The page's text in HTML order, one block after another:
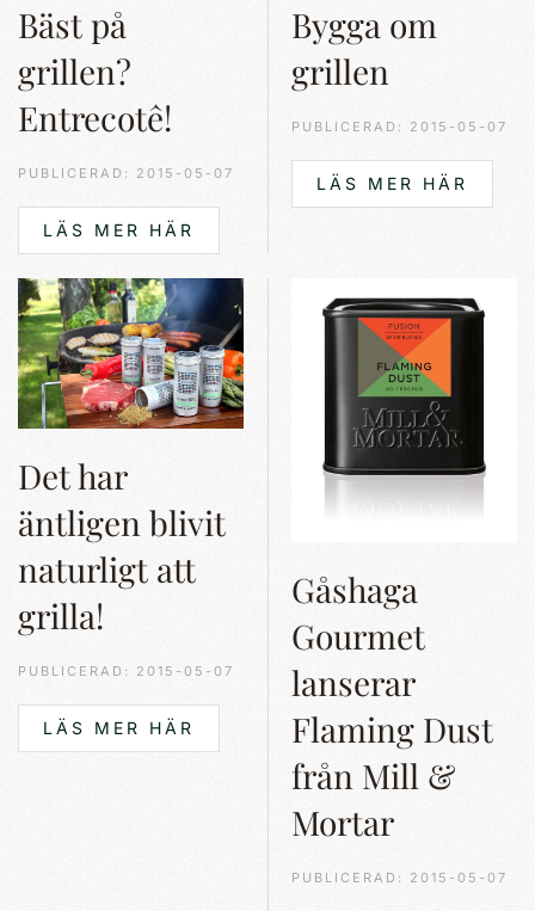
Bäst på
grillen?
Entrecotê!
PUBLICERAD: 2015-05-07
LÄS MER HÄR
Bygga om
grillen
PUBLICERAD: 2015-05-07
LÄS MER HÄR
Det har
äntligen blivit
naturligt att
grilla!
PUBLICERAD: 2015-05-07
LÄS MER HÄR
Gåshaga
Gourmet
lanserar
Flaming Dust
från Mill &
Mortar
PUBLICERAD: 2015-05-07